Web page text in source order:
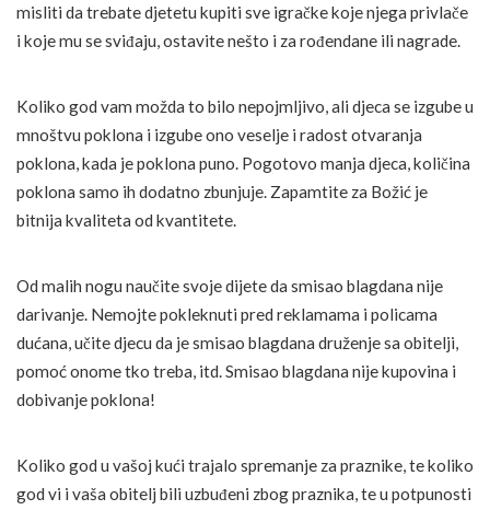
misliti da trebate djetetu kupiti sve igračke koje njega privlače
i koje mu se sviđaju, ostavite nešto i za rođendane ili nagrade.
Koliko god vam možda to bilo nepojmljivo, ali djeca se izgube u
mnoštvu poklona i izgube ono veselje i radost otvaranja
poklona, kada je poklona puno. Pogotovo manja djeca, količina
poklona samo ih dodatno zbunjuje. Zapamtite za Božić je
bitnija kvaliteta od kvantitete.
Od malih nogu naučite svoje dijete da smisao blagdana nije
darivanje. Nemojte pokleknuti pred reklamama i policama
dućana, učite djecu da je smisao blagdana druženje sa obitelji,
pomoć onome tko treba, itd. Smisao blagdana nije kupovina i
dobivanje poklona!
Koliko god u vašoj kući trajalo spremanje za praznike, te koliko
god vi i vaša obitelj bili uzbuđeni zbog praznika, te u potpunosti